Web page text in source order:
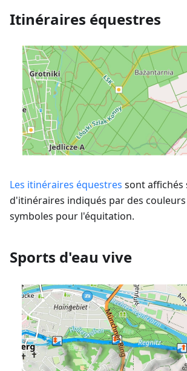
Itinéraires équestres
Les itinéraires équestres sont
d'itinéraires indiqués par des couleurs
symboles pour l'équitation.
Sports d'eau vive